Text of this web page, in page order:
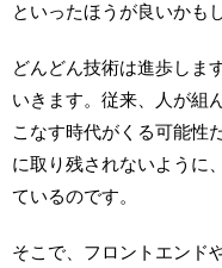
といったほうが良いかも
どんどん技術は進歩しま
いきます。従来、人が組
こなす時代がくる可能性
に取り残されないように
ているのです。
そこで、フロントエンド